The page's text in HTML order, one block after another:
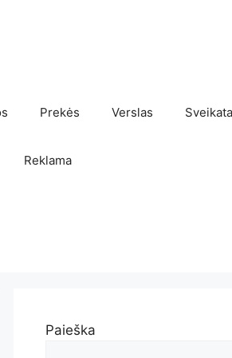
Prekės Verslas Sveikata
Reklama
Paieška